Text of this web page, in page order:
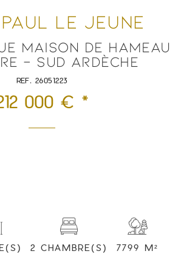
LE JEUNE
MAISON DE HAMEAU
– SUD ARDÈCHE
REF. 26051223
000 € *
2 CHAMBRE(S) 7799 M²